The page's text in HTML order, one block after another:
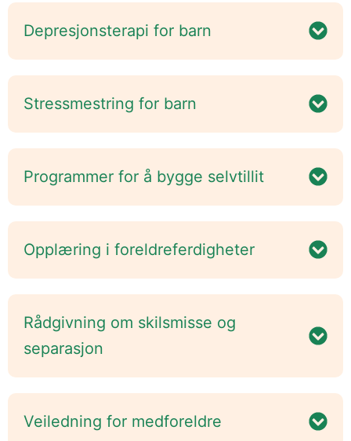
Depresjonsterapi for barn
Stressmestring for barn
Programmer for å bygge selvtillit
Opplæring i foreldreferdigheter
Rådgivning om skilsmisse og
separasjon
Veiledning for medforeldre